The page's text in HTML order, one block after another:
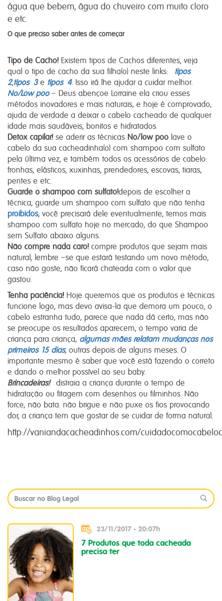
água que bebem, água do chuveiro com muito cloro
e etc.
O que preciso saber antes de começar
Tipo de Cacho! Existem tipos de Cachos diferentes, veja
qual o tipo de cacho da sua filha(o) neste links: tipos
2,tipos 3 e tipos 4. Isso irá lhe ajudar a cuidar melhor.
No/Low poo – Deus abençoe Lorraine ela criou esses
métodos inovadores e mais naturais, e hoje é comprovado,
ajuda de verdade a deixar o cabelo cacheado de qualquer
idade mais saudáveis, bonitos e hidratados.
Detox capilar! se aderir as técnicas No/low poo lave o
cabelo da sua cacheadinha(o) com shampoo com sulfato
pela última vez, e também todos os acessórios de cabelo:
fronhas, elásticos, xuxinhas, prendedores, escovas, tiaras,
pentes e etc.
Guarde o shampoo com sulfato!depois de escolher a
técnica, guarde um shampoo com sulfato que não tenha
proibidos, você precisará dele eventualmente, temos mais
shampoo com sulfato hoje no mercado, do que Shampoo
sem Sulfato abaixo alguns.
Não compre nada caro! compre produtos que sejam mais
natural, lembre –se que estará testando um novo método,
caso não goste, não ficará chateada com o valor que
gastou.
Tenha paciência! Hoje queremos que os produtos e técnicas
funcione logo, mas devo avisa-la que demora um pouco, o
cabelo estranha tudo, parece que nada dá certo, mas não
se preocupe os resultados aparecem, o tempo varia de
criança para criança, algumas mães relatam mudanças nos
primeiros 15 dias, outras depois de alguns meses. O
importante mesmo é saber que você está fazendo o correto
e dando o melhor possível ao seu baby.
Brincadeiras!distraia a criança durante o tempo de
hidratação ou fitagem com desenhos ou filminhos. Não
force, não bata. não brigue e não puxe os fios provocando
dor, a criança tem que gostar de se cuidar de forma natural.
http://vaniandacacheadinhos.com/
23/11/2017 - 20:07h
7 Produtos que toda cacheada
precisa ter